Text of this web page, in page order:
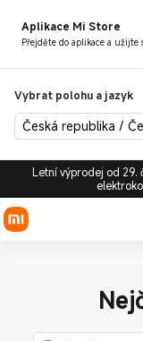
Aplikace Mi Store
Přejděte do aplikace a
Vybrat polohu a jazyk
Česká republika /
Letní výprodej od 29.